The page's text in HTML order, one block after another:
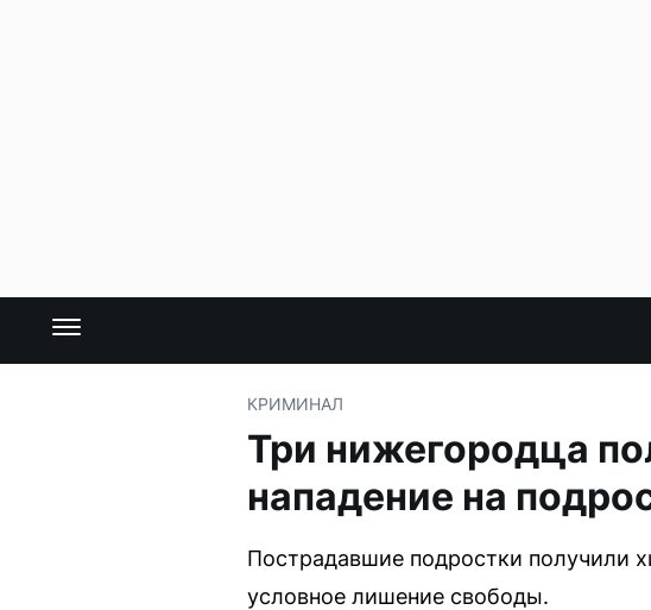
КРИМИНАЛ
Три нижегородца
нападение на
Пострадавшие подростки получили
условное лишение свободы.